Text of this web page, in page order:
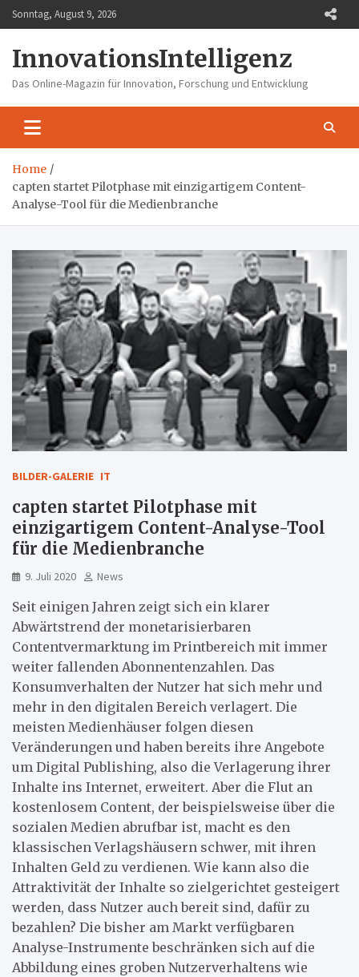
Skip
to
Sonntag, August 9, 2026
InnovationsIntelligenz
Das Online-Magazin für Innovation, Forschung und Entwicklung
Home
capten startet Pilotphase mit einzigartigem Content-
Analyse-Tool für die Medienbranche
BILDER-GALERIE IT
capten startet Pilotphase mit
einzigartigem Content-Analyse-Tool
für die Medienbranche
9. Juli 2020 News
Seit einigen Jahren zeigt sich ein klarer
Abwärtstrend der monetarisierbaren
Contentvermarktung im Printbereich mit immer
weiter fallenden Abonnentenzahlen. Das
Konsumverhalten der Nutzer hat sich mehr und
mehr in den digitalen Bereich verlagert. Die
meisten Medienhäuser folgen diesen
Veränderungen und haben bereits ihre Angebote
um Digital Publishing, also die Verlagerung ihrer
Inhalte ins Internet, erweitert. Aber die Flut an
kostenlosem Content, der beispielsweise über die
sozialen Medien abrufbar ist, macht es den
klassischen Verlagshäusern schwer, mit ihren
Inhalten Geld zu verdienen. Wie kann also die
Attraktivität der Inhalte so zielgerichtet gesteigert
werden, dass Nutzer auch bereit sind, dafür zu
bezahlen? Die bisher am Markt verfügbaren
Analyse-Instrumente beschränken sich auf die
Abbildung eines groben Nutzerverhaltens wie